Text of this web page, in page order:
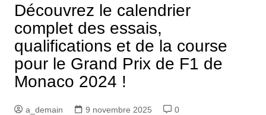
Découvrez le calendrier
complet des essais,
qualifications et de la course
pour le Grand Prix de F1 de
Monaco 2024 !
a_demain 9 novembre 2025
0